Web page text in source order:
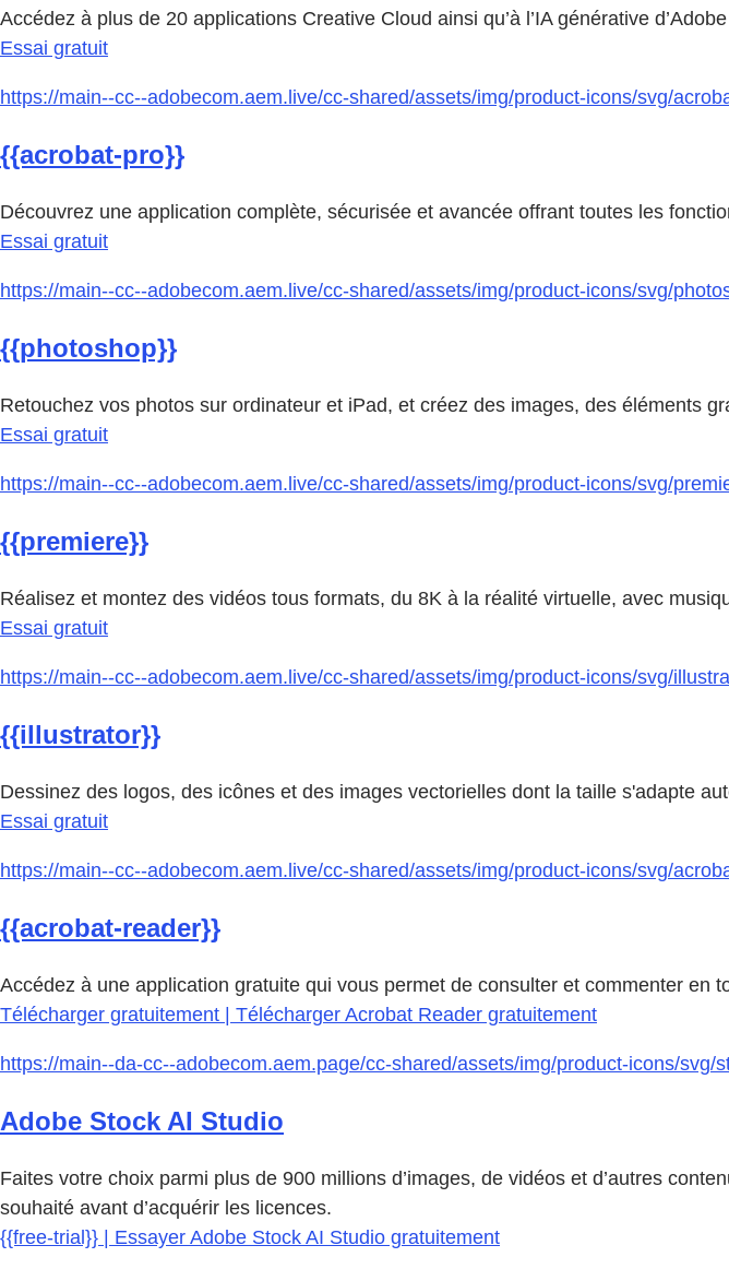
Accédez à plus de 20 applications Creative Cloud ainsi qu’à l’IA générative
Essai gratuit
https://main--cc--adobecom.aem.live/cc-shared/assets/img/product-icons/svg/
{{acrobat-pro}}
Découvrez une application complète, sécurisée et avancée offrant toutes les
Essai gratuit
https://main--cc--adobecom.aem.live/cc-shared/assets/img/product-icons/svg/
{{photoshop}}
Retouchez vos photos sur ordinateur et iPad, et créez des images, des éléments
Essai gratuit
https://main--cc--adobecom.aem.live/cc-shared/assets/img/product-icons/svg/
{{premiere}}
Réalisez et montez des vidéos tous formats, du 8K à la réalité virtuelle, avec
Essai gratuit
https://main--cc--adobecom.aem.live/cc-shared/assets/img/product-icons/svg/
{{illustrator}}
Dessinez des logos, des icônes et des images vectorielles dont la taille s'adapte
Essai gratuit
https://main--cc--adobecom.aem.live/cc-shared/assets/img/product-icons/svg/
{{acrobat-reader}}
Accédez à une application gratuite qui vous permet de consulter et commenter en
Télécharger gratuitement | Télécharger Acrobat Reader gratuitement
https://main--da-cc--adobecom.aem.page/cc-shared/assets/img/product-icons/svg/
Adobe Stock AI Studio
Faites votre choix parmi plus de 900 millions d’images, de vidéos et d’autres
souhaité avant d’acquérir les licences.
{{free-trial}} | Essayer Adobe Stock AI Studio gratuitement